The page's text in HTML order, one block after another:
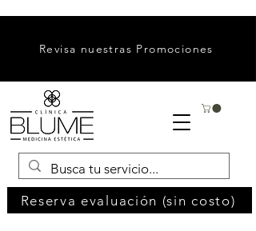
Reserva evaluación (sin costo)
Revisa nuestras Promociones